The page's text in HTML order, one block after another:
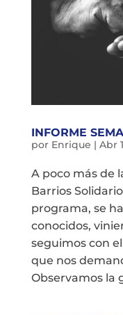
INFORME
por Enrique | Abr
A poco más de
Barrios
programa, se
conocidos,
seguimos con
que nos
Observamos la